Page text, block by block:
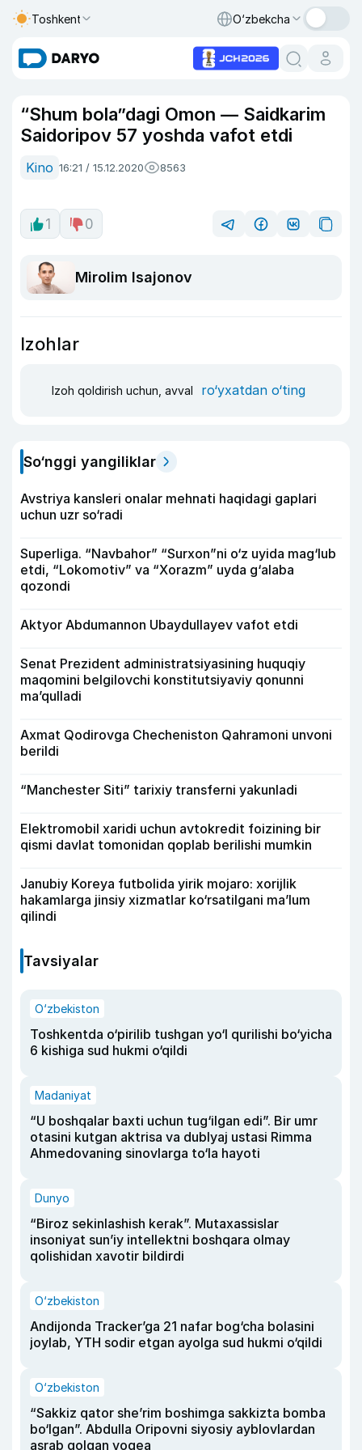
Toshkent O‘zbekcha
“Shum bola”dagi Omon — Saidkarim
Saidoripov 57 yoshda vafot etdi
Kino 16:21 / 15.12.2020 8563
1 0
Mirolim Isajonov
Izohlar
Izoh qoldirish uchun, avval ro‘yxatdan o‘ting
So‘nggi yangiliklar
Avstriya kansleri onalar mehnati haqidagi gaplari
uchun uzr so‘radi
Superliga. “Navbahor” “Surxon”ni o‘z uyida mag‘lub
etdi, “Lokomotiv” va “Xorazm” uyda g‘alaba
qozondi
Aktyor Abdu­mannon Ubaydullayev vafot etdi
Senat Prezident administratsiyasining huquqiy
maqomini belgilovchi konstitutsiyaviy qonunni
ma’qulladi
Axmat Qodirovga Checheniston Qahramoni unvoni
berildi
“Manchester Siti” tarixiy transferni yakunladi
Elektromobil xaridi uchun avtokredit foizining bir
qismi davlat tomonidan qoplab berilishi mumkin
Janubiy Koreya futbolida yirik mojaro: xorijlik
hakamlarga jinsiy xizmatlar ko‘rsatilgani ma’lum
qilindi
Tavsiyalar
O‘zbekiston
Toshkentda o‘pirilib tushgan yo‘l qurilishi bo‘yicha
6 kishiga sud hukmi o‘qildi
Madaniyat
“U boshqalar baxti uchun tug‘ilgan edi”. Bir umr
otasini kutgan aktrisa va dublyaj ustasi Rimma
Ahmedovaning sinovlarga to‘la hayoti
Dunyo
“Biroz sekinlashish kerak”. Mutaxassislar
insoniyat sun’iy intellektni boshqara olmay
qolishidan xavotir bildirdi
O‘zbekiston
Andijonda Tracker’ga 21 nafar bog‘cha bolasini
joylab, YTH sodir etgan ayolga sud hukmi o‘qildi
O‘zbekiston
“Sakkiz qator she’rim boshimga sakkizta bomba
bo‘lgan”. Abdulla Oripovni siyosiy ayblovlardan
asrab qolgan voqea